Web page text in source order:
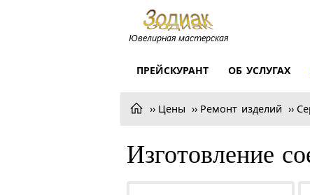
ПРЕЙСКУРАНТ ОБ УСЛУГАХ
Цены Ремонт изделий
Изготовление